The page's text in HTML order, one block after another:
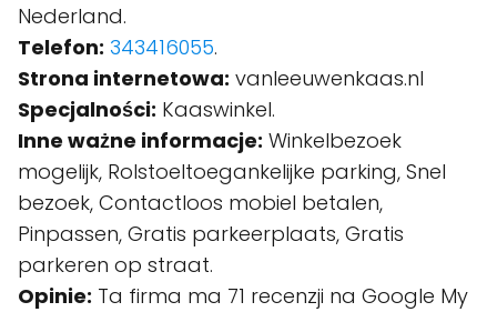
Nederland.
Telefon: 343416055.
Strona internetowa: vanleeuwenkaas.nl
Specjalności: Kaaswinkel.
Inne ważne informacje: Winkelbezoek
mogelijk, Rolstoeltoegankelijke parking, Snel
bezoek, Contactloos mobiel betalen,
Pinpassen, Gratis parkeerplaats, Gratis
parkeren op straat.
Opinie: Ta firma ma 71 recenzji na Google My